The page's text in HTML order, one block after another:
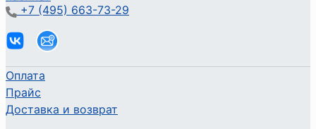
+7 (495) 663-73-29
Оплата
Прайс
Доставка и возврат